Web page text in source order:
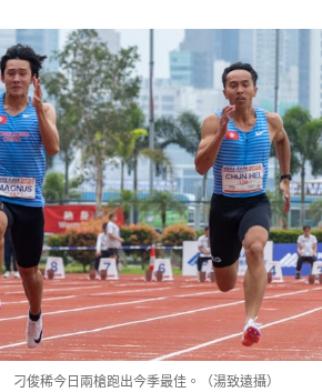
刁俊稀今日兩槍跑出今季最佳。（湯致遠攝）